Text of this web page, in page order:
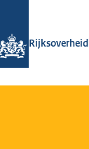
Rijksoverheid